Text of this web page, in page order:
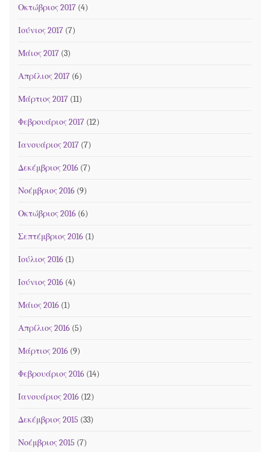
Οκτώβριος 2017 (4)
Ιούνιος 2017 (7)
Μάιος 2017 (3)
Απρίλιος 2017 (6)
Μάρτιος 2017 (11)
Φεβρουάριος 2017 (12)
Ιανουάριος 2017 (7)
Δεκέμβριος 2016 (7)
Νοέμβριος 2016 (9)
Οκτώβριος 2016 (6)
Σεπτέμβριος 2016 (1)
Ιούλιος 2016 (1)
Ιούνιος 2016 (4)
Μάιος 2016 (1)
Απρίλιος 2016 (5)
Μάρτιος 2016 (9)
Φεβρουάριος 2016 (14)
Ιανουάριος 2016 (12)
Δεκέμβριος 2015 (33)
Νοέμβριος 2015 (7)